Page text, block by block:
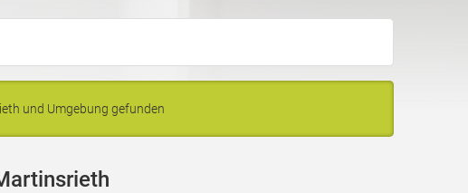
und Umgebung gefunden